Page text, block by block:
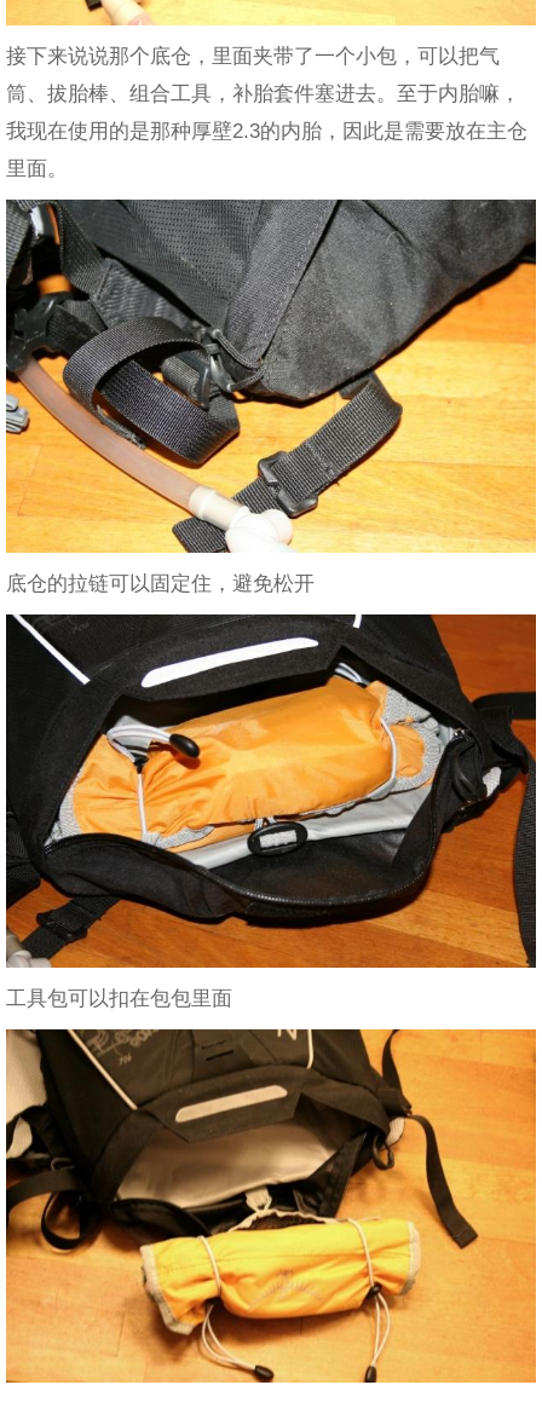
接下来说说那个底仓，里面夹带了一个小包，可以把气
筒、拔胎棒、组合工具，补胎套件塞进去。至于内胎嘛，
我现在使用的是那种厚壁2.3的内胎，因此是需要放在主仓
里面。
底仓的拉链可以固定住，避免松开
工具包可以扣在包包里面